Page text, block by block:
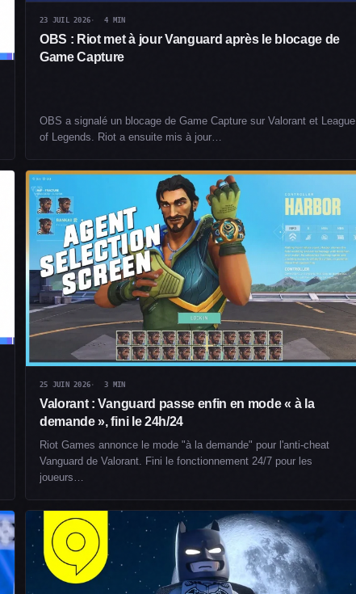
23 JUIL 2026 4 MIN
OBS : Riot met à jour Vanguard après le blocage de
Game Capture
OBS a signalé un blocage de Game Capture sur Valorant et League
of Legends. Riot a ensuite mis à jour…
25 JUIN 2026 3 MIN
Valorant : Vanguard passe enfin en mode « à la
demande », fini le 24h/24
Riot Games annonce le mode "à la demande" pour l'anti-cheat
Vanguard de Valorant. Fini le fonctionnement 24/7 pour les
joueurs…